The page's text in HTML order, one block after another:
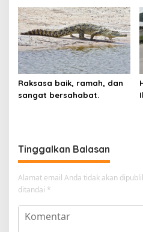
Raksasa baik, ramah, dan
sangat bersahabat.
Tinggalkan Balasan
Alamat email Anda tidak akan
ditandai *